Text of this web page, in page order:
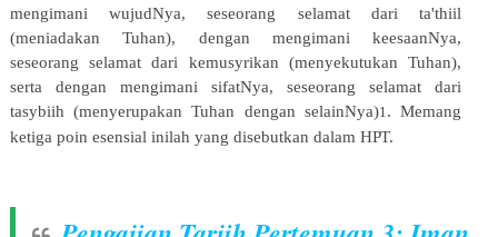
mengimani wujudNya, seseorang selamat dari ta'thiil
(meniadakan Tuhan), dengan mengimani keesaanNya,
seseorang selamat dari kemusyrikan (menyekutukan Tuhan),
serta dengan mengimani sifatNya, seseorang selamat dari
tasybiih (menyerupakan Tuhan dengan selainNya)1. Memang
ketiga poin esensial inilah yang disebutkan dalam HPT.